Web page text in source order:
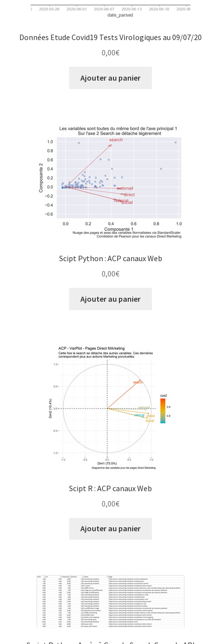
Données Etude Covid19 Tests Virologiques au 09/07/20
0,00€
Ajouter au panier
Scipt Python : ACP canaux Web
0,00€
Ajouter au panier
Scipt R : ACP canaux Web
0,00€
Ajouter au panier